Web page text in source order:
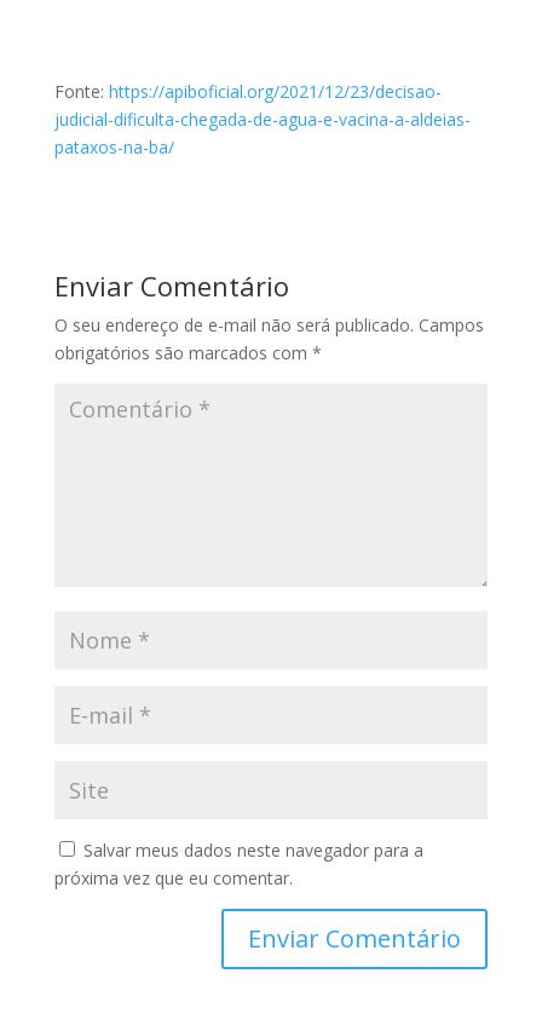
Fonte: https://apiboficial.org/2021/12/23/decisao-
judicial-dificulta-chegada-de-agua-e-vacina-a-aldeias-
pataxos-na-ba/
Enviar Comentário
O seu endereço de e-mail não será publicado. Campos
obrigatórios são marcados com *
Salvar meus dados neste navegador para a
próxima vez que eu comentar.